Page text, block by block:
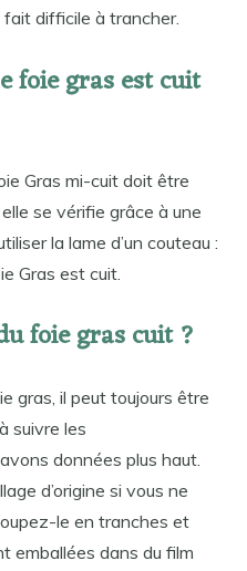
difficile à trancher.
foie gras est cuit
Gras mi-cuit doit être
se vérifie grâce à une
la lame d’un couteau :
Gras est cuit.
foie gras cuit ?
gras, il peut toujours être
suivre les
données plus haut.
d’origine si vous ne
le en tranches et
emballées dans du film